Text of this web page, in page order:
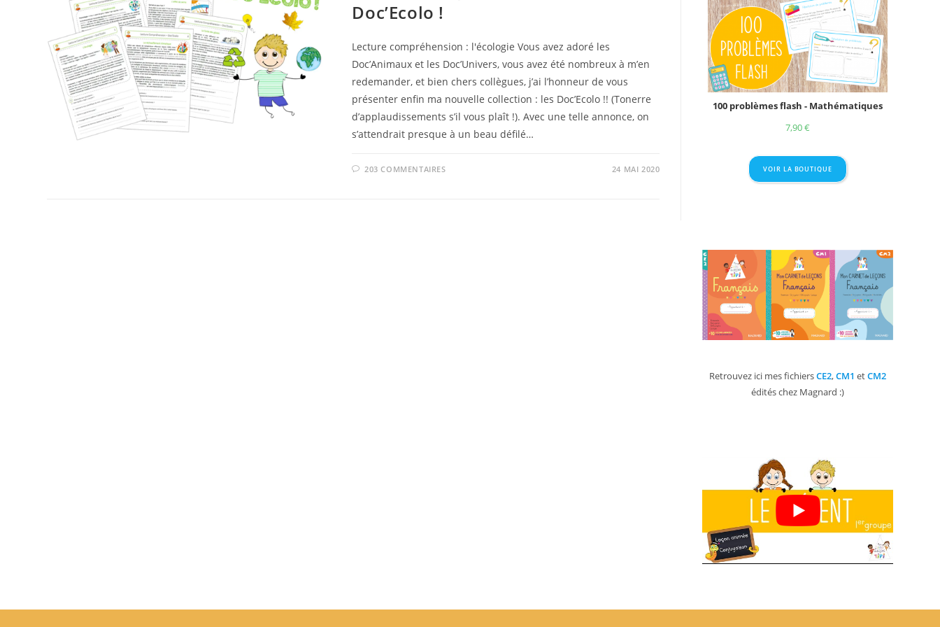
Doc’Ecolo !
Lecture compréhension : l'écologie Vous avez adoré les
Doc’Animaux et les Doc’Univers, vous avez été nombreux à m’en
redemander, et bien chers collègues, j’ai l’honneur de vous
présenter enfin ma nouvelle collection : les Doc’Ecolo !! (Tonerre
d’applaudissements s’il vous plaît !). Avec une telle annonce, on
s’attendrait presque à un beau défilé…
203 COMMENTAIRES 24 MAI 2020
100 problèmes flash - Mathématiques
7,90€
VOIR LA BOUTIQUE
Retrouvez ici mes fichiersCE2,CM1 etCM2
édités chez Magnard :)